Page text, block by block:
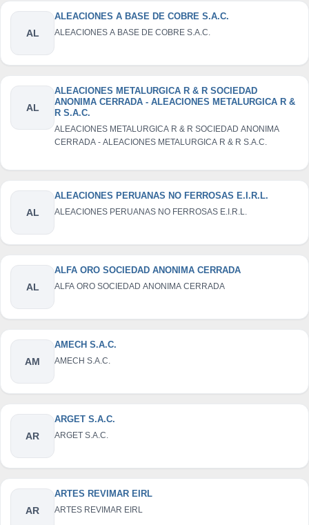
AL
ALEACIONES A BASE DE COBRE S.A.C.
ALEACIONES A BASE DE COBRE S.A.C.
AL
ALEACIONES METALURGICA R & R SOCIEDAD
ANONIMA CERRADA - ALEACIONES METALURGICA R &
R S.A.C.
ALEACIONES METALURGICA R & R SOCIEDAD ANONIMA
CERRADA - ALEACIONES METALURGICA R & R S.A.C.
AL
ALEACIONES PERUANAS NO FERROSAS E.I.R.L.
ALEACIONES PERUANAS NO FERROSAS E.I.R.L.
AL
ALFA ORO SOCIEDAD ANONIMA CERRADA
ALFA ORO SOCIEDAD ANONIMA CERRADA
AM
AMECH S.A.C.
AMECH S.A.C.
AR
ARGET S.A.C.
ARGET S.A.C.
AR
ARTES REVIMAR EIRL
ARTES REVIMAR EIRL